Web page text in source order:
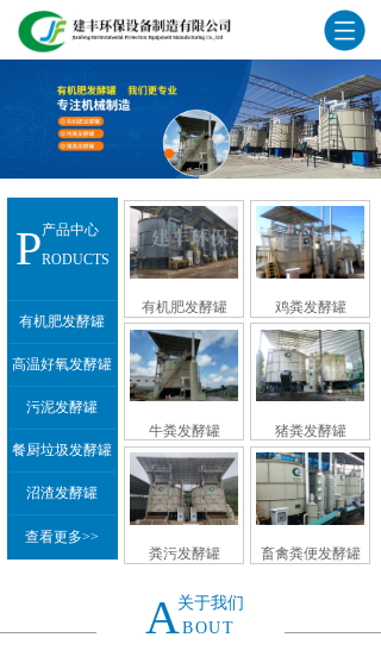
产品中心
PRODUCTS
有机肥发酵罐
高温好氧发酵罐
污泥发酵罐
餐厨垃圾发酵罐
沼渣发酵罐
查看更多>>
有机肥发酵罐 鸡粪发酵罐
牛粪发酵罐 猪粪发酵罐
粪污发酵罐 畜禽粪便发酵罐
关于我们
ABOUT